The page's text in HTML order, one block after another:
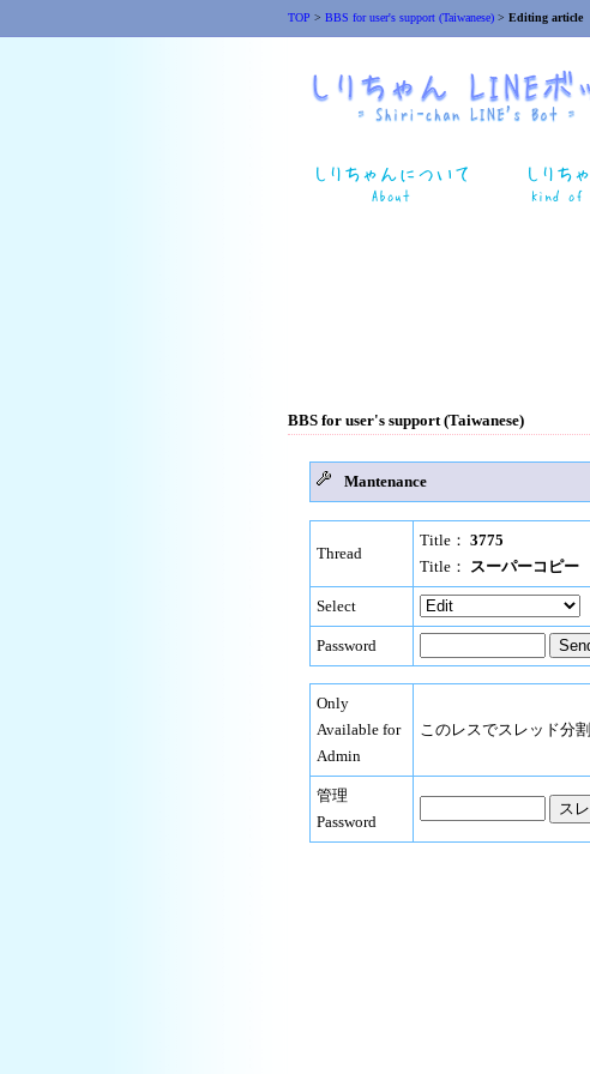
TOP > BBS for user's support (Taiwanese) > Editing article
BBS for user's support (Taiwanese)
Mantenance
Thread
Title： 3775
Title：
スーパーコピー
Select
Password
Only
Available for
Admin
このレスでスレッド分割
管理
Password